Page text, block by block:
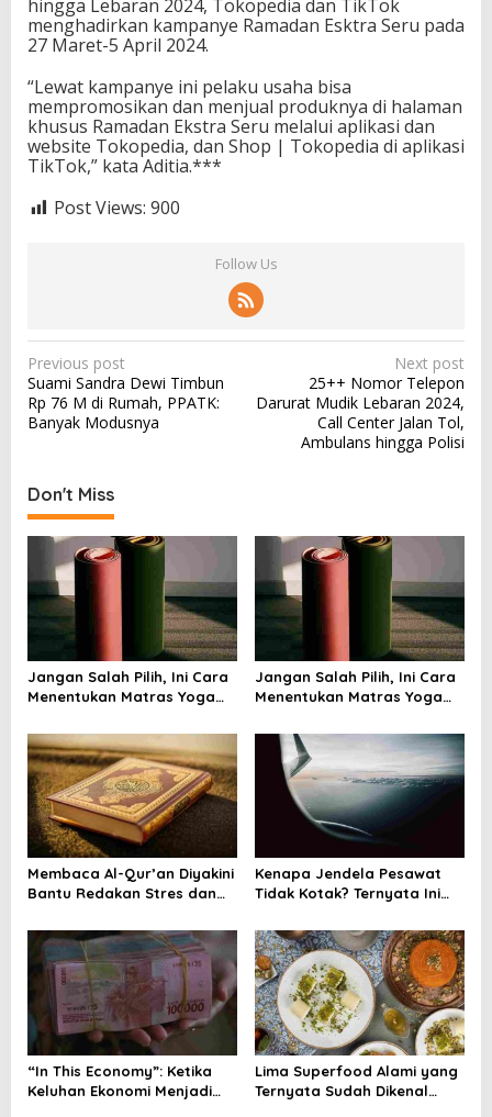
hingga Lebaran 2024, Tokopedia dan TikTok
menghadirkan kampanye Ramadan Esktra Seru pada
27 Maret-5 April 2024.
“Lewat kampanye ini pelaku usaha bisa
mempromosikan dan menjual produknya di halaman
khusus Ramadan Ekstra Seru melalui aplikasi dan
website Tokopedia, dan Shop | Tokopedia di aplikasi
TikTok,” kata Aditia.***
Post Views: 900
Follow Us
P
o
s
n
a
v
i
g
t
i
o
n
Previous post
Suami Sandra Dewi Timbun
Rp 76 M di Rumah, PPATK:
Banyak Modusnya
Next post
25++ Nomor Telepon
Darurat Mudik Lebaran 2024,
Call Center Jalan Tol,
Ambulans hingga Polisi
Don't Miss
Jangan Salah Pilih, Ini Cara
Menentukan Matras Yoga
Jangan Salah Pilih, Ini Cara
Menentukan Matras Yoga
Membaca Al-Qur’an Diyakini
Bantu Redakan Stres dan
Kenapa Jendela Pesawat
Tidak Kotak? Ternyata Ini
“In This Economy”: Ketika
Keluhan Ekonomi Menjadi
Lima Superfood Alami yang
Ternyata Sudah Dikenal